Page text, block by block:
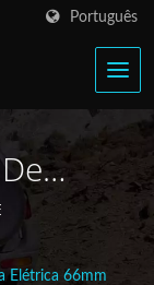
Português
Elétrica 66mm